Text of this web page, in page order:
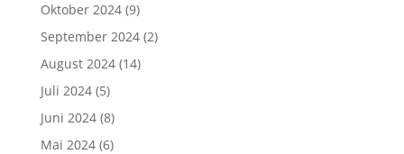
Oktober 2024(9)
September 2024(2)
August 2024(14)
Juli 2024(5)
Juni 2024(8)
Mai 2024(6)